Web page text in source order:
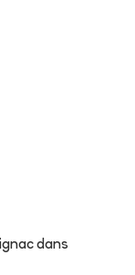
dans